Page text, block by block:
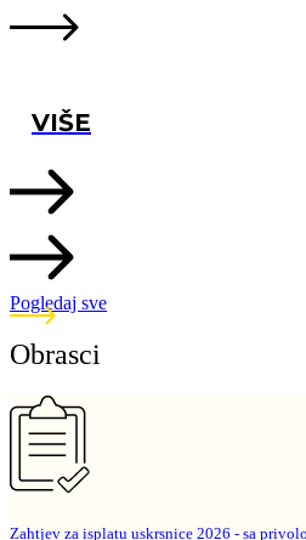
VIŠE
Pogledaj sve
Obrasci
Zahtjev za isplatu uskrsnice 2026 - sa